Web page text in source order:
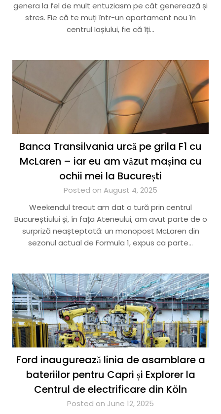
genera la fel de mult entuziasm pe cât generează și
stres. Fie că te muți într-un apartament nou în
centrul Iașiului, fie că îți…
Banca Transilvania urcă pe grila F1 cu
McLaren – iar eu am văzut mașina cu
ochii mei la București
Posted on August 4, 2025
Weekendul trecut am dat o tură prin centrul
Bucureștiului și, în fața Ateneului, am avut parte de o
surpriză neașteptată: un monopost McLaren din
sezonul actual de Formula 1, expus ca parte…
Ford inaugurează linia de asamblare a
bateriilor pentru Capri și Explorer la
Centrul de electrificare din Köln
Posted on June 12, 2025